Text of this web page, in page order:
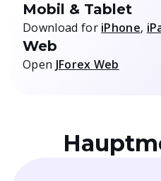
Mobil & Tablet
Download for iPhone,
Web
Open JForex Web